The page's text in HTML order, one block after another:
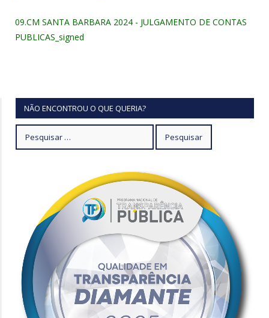
09.CM SANTA BARBARA 2024 - JULGAMENTO DE CONTAS
PUBLICAS_signed
NÃO ENCONTROU O QUE QUERIA?